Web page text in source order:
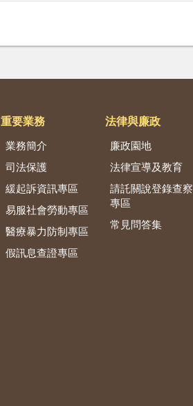
重要業務
業務簡介
司法保護
緩起訴資訊專區
易服社會勞動專區
醫療暴力防制專區
假訊息查證專區
法律與廉政
廉政園地
法律宣導及教育
請託關說登錄查察
專區
常見問答集